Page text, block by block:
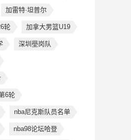
加雷特·坦普尔
轮 加拿大男篮U19
深圳壆岗队
6轮
nba尼克斯队员名单
nba98论坛哈登